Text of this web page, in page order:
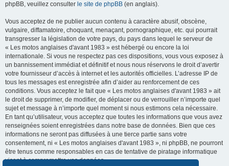
phpBB, veuillez consulter le site de phpBB (en anglais).
Vous acceptez de ne publier aucun contenu à caractère abusif, obscène,
vulgaire, diffamatoire, choquant, menaçant, pornographique, etc. qui pourrait
transgresser la législation de votre pays, du pays dans lequel le serveur de
« Les motos anglaises d'avant 1983 » est hébergé ou encore la loi
internationale. Si vous ne respectez pas ces dispositions, vous vous exposez à
un bannissement immédiat et définitif et nous nous réservons le droit d’avertir
votre fournisseur d’accès à internet et les autorités officielles. L’adresse IP de
tous les messages est enregistrée afin d’aider au renforcement de ces
conditions. Vous acceptez le fait que « Les motos anglaises d'avant 1983 » ait
le droit de supprimer, de modifier, de déplacer ou de verrouiller n’importe quel
sujet et message à n’importe quel moment si nous estimons cela nécessaire.
En tant qu’utilisateur, vous acceptez que toutes les informations que vous avez
renseignées soient enregistrées dans notre base de données. Bien que ces
informations ne seront pas diffusées à une tierce partie sans votre
consentement, ni « Les motos anglaises d'avant 1983 », ni phpBB, ne pourront
être tenus comme responsables en cas de tentative de piratage informatique
visant à compromettre vos données.